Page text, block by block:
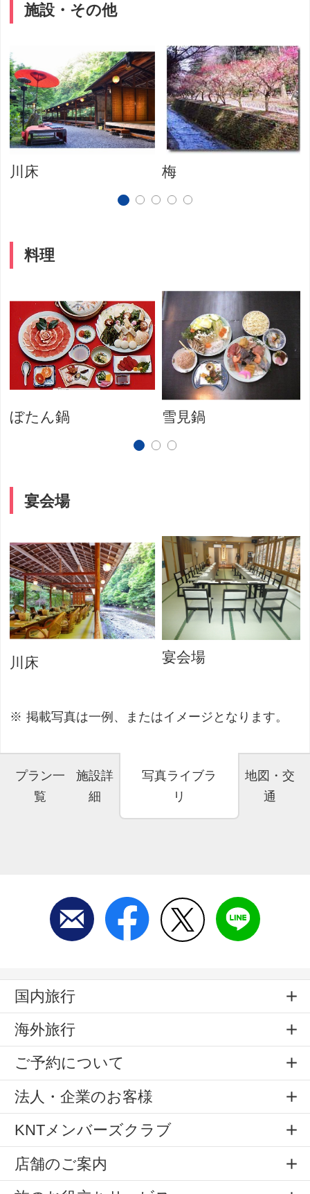
施設・その他
川床 梅
料理
ぼたん鍋 雪見鍋
宴会場
川床 宴会場
掲載写真は一例、またはイメージとなります。
プラン一
覧
施設詳
細
写真ライブラ
リ
地図・交
通
国内旅行
海外旅行
ご予約について
法人・企業のお客様
KNTメンバーズクラブ
店舗のご案内